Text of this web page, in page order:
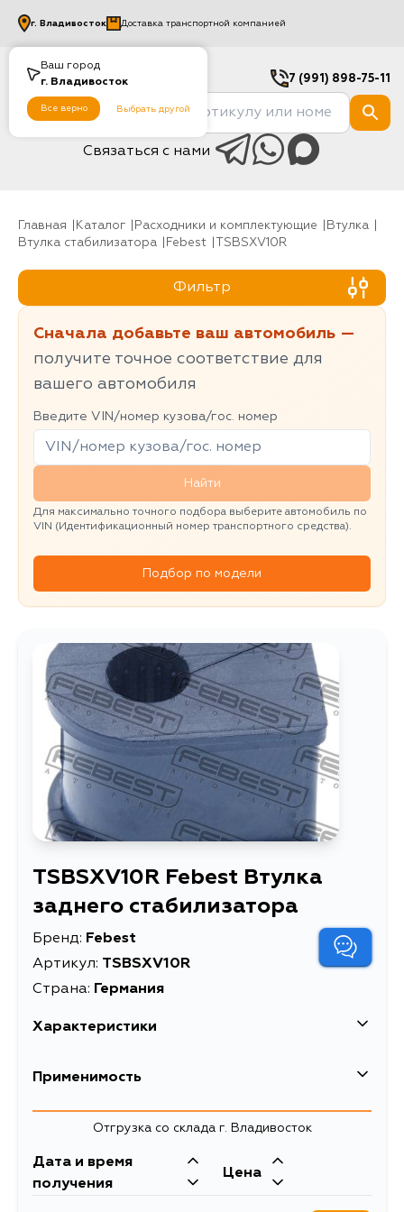
Ваш город
г. Владивосток
Все верно Выбрать другой
г. Владивосток Доставка транспортной компанией
7 (991) 898-75-11
Связаться с нами
Главная Каталог Расходники и комплектующие
Втулка
Втулка стабилизатора
Febest TSBSXV10R
Фильтр
Сначала добавьте ваш автомобиль —
получите точное соответствие для
вашего автомобиля
Введите VIN/номер кузова/гос. номер
Найти
Для максимально точного подбора выберите автомобиль по
VIN (Идентификационный номер транспортного средства).
Подбор по модели
TSBSXV10R Febest Втулка
заднего стабилизатора
Бренд: Febest
Артикул: TSBSXV10R
Страна: Германия
Характеристики
EAN-13
Длина упаковки, мм 50
Масса, кг 0.061
Применимость
Кузов Двигатель
VCV10, MCV10 1MZFE, 3VZFE
Toyota
Отгрузка со склада г. Владивосток
Дата и время
получения
Цена